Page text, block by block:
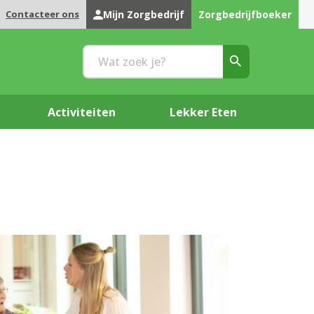
Contacteer ons Mijn Zorgbedrijf Zorgbedrijfboeker
Activiteiten Lekker Eten